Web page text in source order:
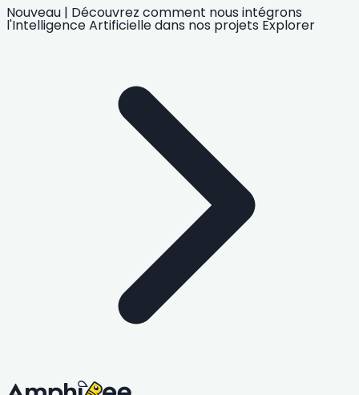
Nouveau | Découvrez comment nous intégrons
l'Intelligence Artificielledans nos projets Explorer